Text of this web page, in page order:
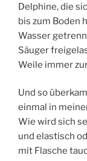
Delphine, die
bis zum Boden
Wasser
Säuger
Weile immer
Und so
einmal in
Wie wird sich
und elastisch
mit Flasche